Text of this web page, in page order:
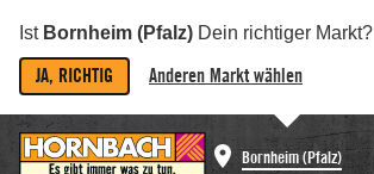
Ist Bornheim (Pfalz) Dein richtiger Markt?
JA, RICHTIG Anderen Markt wählen
Bornheim (Pfalz)